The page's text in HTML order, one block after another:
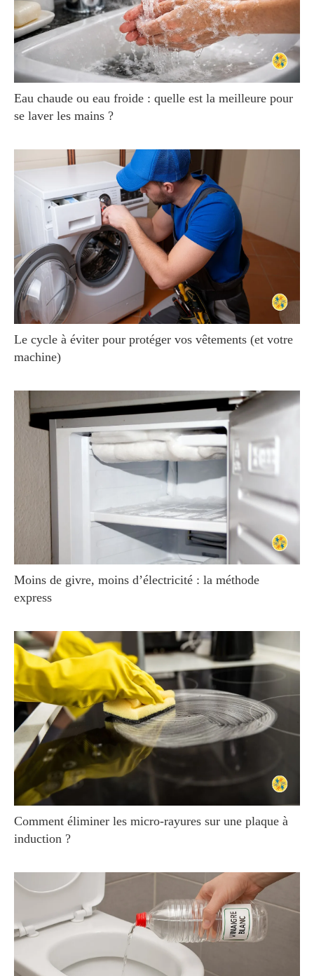
Eau chaude ou eau froide : quelle est la meilleure pour
se laver les mains ?
Le cycle à éviter pour protéger vos vêtements (et votre
machine)
Moins de givre, moins d’électricité : la méthode
express
Comment éliminer les micro-rayures sur une plaque à
induction ?